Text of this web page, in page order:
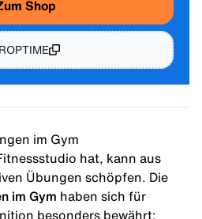
Shop
im Gym
hat, kann aus
Übungen schöpfen. Die
im Gym haben sich für
besonders bewährt: